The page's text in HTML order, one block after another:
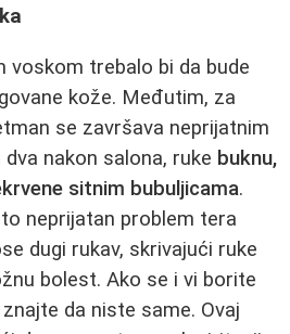
voskom trebalo bi da bude
kože. Međutim, za
se završava neprijatnim
nakon salona, ruke buknu,
sitnim bubuljicama.
neprijatan problem tera
dugi rukav, skrivajući ruke
bolest. Ako se i vi borite
da niste same. Ovaj